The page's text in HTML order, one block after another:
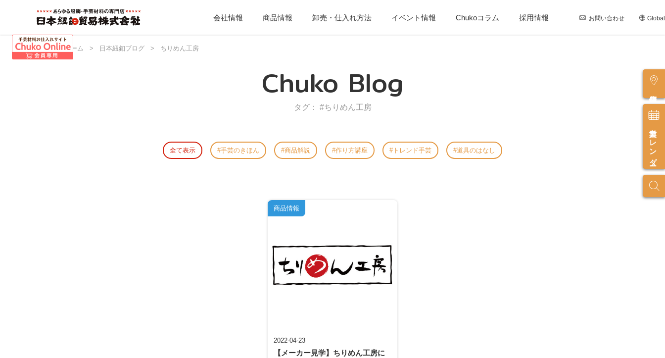
会社情報 商品情報 卸売・仕入れ方法 イベント情報 Chukoコラム 採用情報 お問い合わせ Global
営業カレンダー
日本紐釦 ホーム > 日本紐釦ブログ > ちりめん工房
Chuko Blog
タグ： #ちりめん工房
全て表示 手芸のきほん 商品解説 作り方講座 トレンド手芸 道具のはなし
2022-04-23
【メーカー見学】ちりめん工房に
商品情報